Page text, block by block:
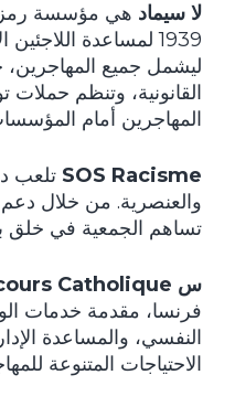
لا سيماد هي مؤسسة
1939 لمساعدة
ليشمل جميع
القانونية، وتنظم
المهاجرين أمام
SOS Racisme تلعب
والعنصرية. من خلال دعم
تساهم الجمعية في خلق
س Secours Catholique
فرنسا، مقدمة خدمات
النفسي، والمساعدة
الاحتياجات المتنوعة